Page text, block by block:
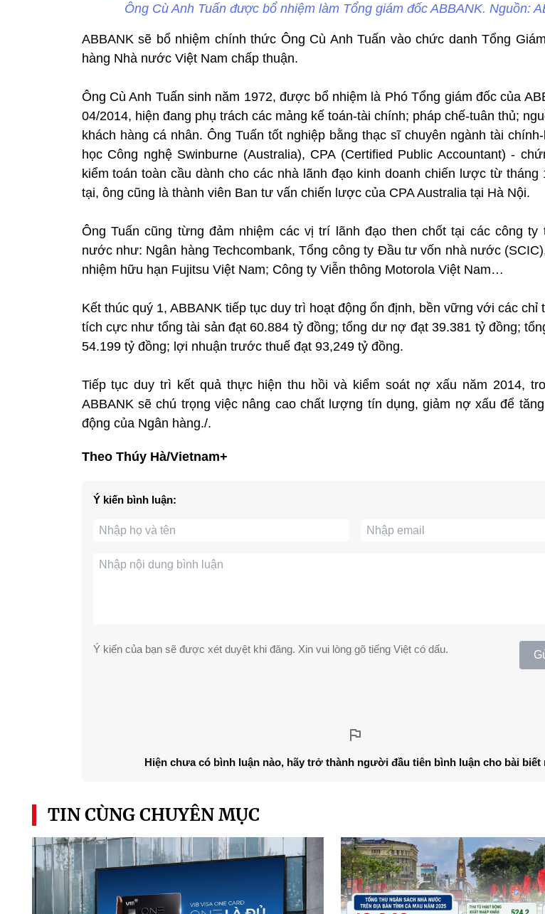
Ông Cù Anh Tuấn được bổ nhiệm làm Tổng giám đốc ABBANK. Nguồn:
ABBANK sẽ bổ nhiệm chính thức Ông Cù Anh Tuấn vào chức danh Tổng
hàng Nhà nước Việt Nam chấp thuận.
Ông Cù Anh Tuấn sinh năm 1972, được bổ nhiệm là Phó Tổng giám đốc của
04/2014, hiện đang phụ trách các mảng kế toán-tài chính; pháp chế-tuân thủ;
khách hàng cá nhân. Ông Tuấn tốt nghiệp bằng thạc sĩ chuyên ngành tài
học Công nghệ Swinburne (Australia), CPA (Certified Public Accountant) -
kiểm toán toàn cầu dành cho các nhà lãnh đạo kinh doanh chiến lược từ tháng
tại, ông cũng là thành viên Ban tư vấn chiến lược của CPA Australia tại Hà Nội.
Ông Tuấn cũng từng đảm nhiệm các vị trí lãnh đạo then chốt tại các công ty
nước như: Ngân hàng Techcombank, Tổng công ty Đầu tư vốn nhà nước
nhiệm hữu hạn Fujitsu Việt Nam; Công ty Viễn thông Motorola Việt Nam…
Kết thúc quý 1, ABBANK tiếp tục duy trì hoạt động ổn định, bền vững với các chỉ
tích cực như tổng tài sản đạt 60.884 tỷ đồng; tổng dư nợ đạt 39.381 tỷ đồng;
54.199 tỷ đồng; lợi nhuận trước thuế đạt 93,249 tỷ đồng.
Tiếp tục duy trì kết quả thực hiện thu hồi và kiểm soát nợ xấu năm 2014,
ABBANK sẽ chú trọng việc nâng cao chất lượng tín dụng, giảm nợ xấu để
động của Ngân hàng./.
Theo Thúy Hà/Vietnam+
Ý kiến bình luận:
Ý kiến của bạn sẽ được xét duyệt khi đăng. Xin vui lòng gõ tiếng Việt có dấu.
Hiện chưa có bình luận nào, hãy trở thành người đầu tiên bình luận cho bài biết
TIN CÙNG CHUYÊN MỤC